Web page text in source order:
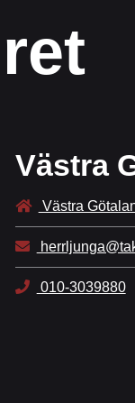
Västra
Västra
010-3039880